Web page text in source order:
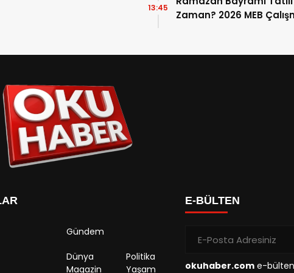
Zaman? 2026 MEB
13:45
Gündem
Dünya
Politika
Magazin
Yaşam
E-BÜLTEN
okuhaber.com e-